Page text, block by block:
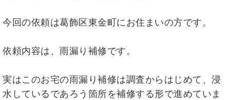
今回の依頼は葛飾区東金町にお住まいの方です。
依頼内容は、雨漏り補修です。
実はこのお宅の雨漏り補修は調査からはじめて、浸
水しているであろう箇所を補修する形で進めていま